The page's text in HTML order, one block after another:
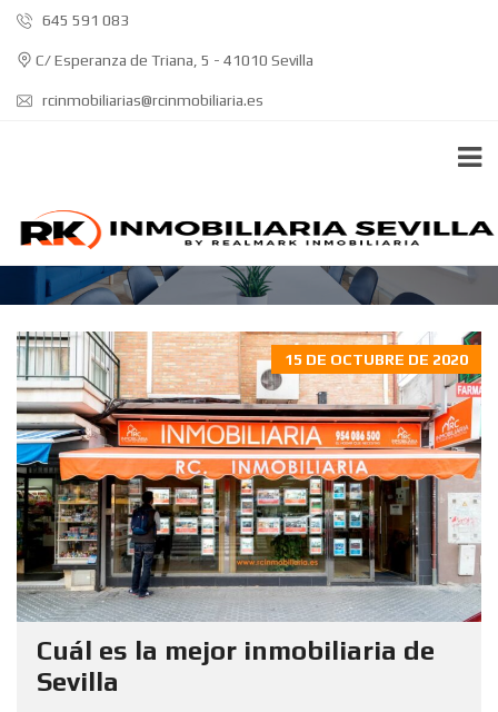
645 591 083
C/ Esperanza de Triana, 5 - 41010 Sevilla
rcinmobiliarias@rcinmobiliaria.es
INMOBILIARIA DE SEVILLA
15 DE OCTUBRE DE 2020
Cuál es la mejor inmobiliaria de
Sevilla